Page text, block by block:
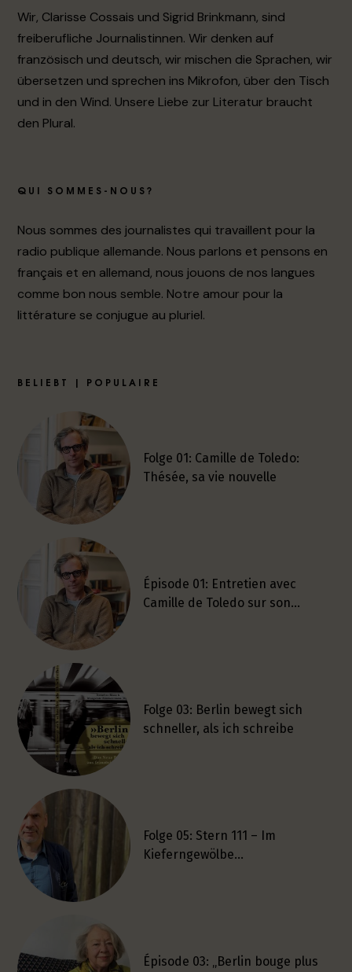
Wir, Clarisse Cossais und Sigrid Brinkmann, sind
freiberufliche Journalistinnen. Wir denken auf
französisch und deutsch, wir mischen die Sprachen, wir
übersetzen und sprechen ins Mikrofon, über den Tisch
und in den Wind. Unsere Liebe zur Literatur braucht
den Plural.
QUI SOMMES-NOUS?
Nous sommes des journalistes qui travaillent pour la
radio publique allemande. Nous parlons et pensons en
français et en allemand, nous jouons de nos langues
comme bon nous semble. Notre amour pour la
littérature se conjugue au pluriel.
BELIEBT | POPULAIRE
Folge 01: Camille de Toledo:
Thésée, sa vie nouvelle
Épisode 01: Entretien avec
Camille de Toledo sur son…
Folge 03: Berlin bewegt sich
schneller, als ich schreibe
Folge 05: Stern 111 – Im
Kieferngewölbe…
Épisode 03: „Berlin bouge plus